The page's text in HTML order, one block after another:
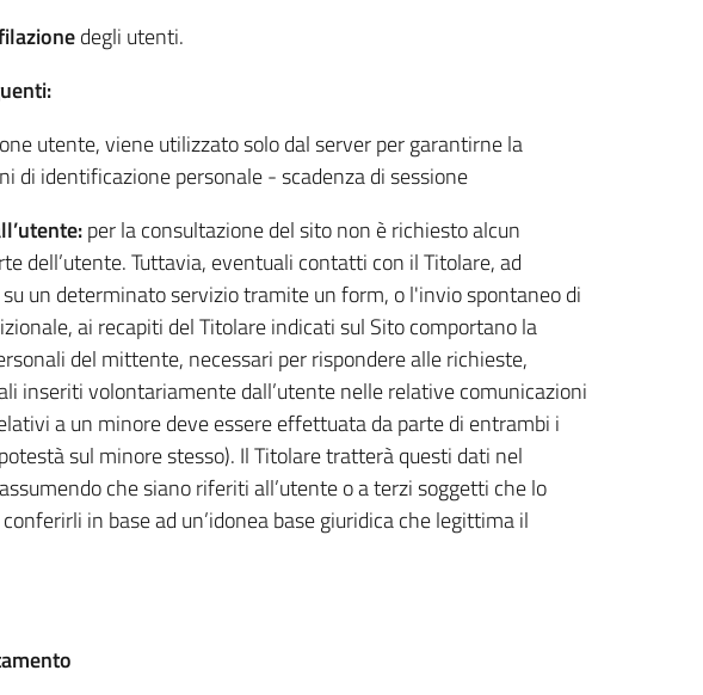
degli utenti.
utente, viene utilizzato solo dal server per garantirne la
di identificazione personale - scadenza di sessione
per la consultazione del sito non è richiesto alcun
dell’utente. Tuttavia, eventuali contatti con il Titolare, ad
un determinato servizio tramite un form, o l'invio spontaneo di
ai recapiti del Titolare indicati sul Sito comportano la
del mittente, necessari per rispondere alle richieste,
inseriti volontariamente dall’utente nelle relative comunicazioni
a un minore deve essere effettuata da parte di entrambi i
sul minore stesso). Il Titolare tratterà questi dati nel
che siano riferiti all’utente o a terzi soggetti che lo
in base ad un’idonea base giuridica che legittima il